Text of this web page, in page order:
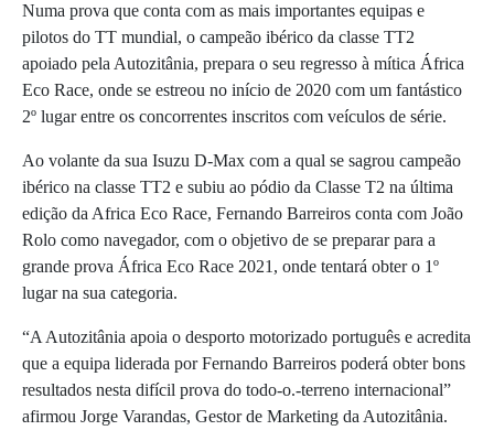
Numa prova que conta com as mais importantes equipas e
pilotos do TT mundial, o campeão ibérico da classe TT2
apoiado pela Autozitânia, prepara o seu regresso à mítica África
Eco Race, onde se estreou no início de 2020 com um fantástico
2º lugar entre os concorrentes inscritos com veículos de série.
Ao volante da sua Isuzu D-Max com a qual se sagrou campeão
ibérico na classe TT2 e subiu ao pódio da Classe T2 na última
edição da Africa Eco Race, Fernando Barreiros conta com João
Rolo como navegador, com o objetivo de se preparar para a
grande prova África Eco Race 2021, onde tentará obter o 1º
lugar na sua categoria.
“A Autozitânia apoia o desporto motorizado português e acredita
que a equipa liderada por Fernando Barreiros poderá obter bons
resultados nesta difícil prova do todo-o.-terreno internacional”
afirmou Jorge Varandas, Gestor de Marketing da Autozitânia.